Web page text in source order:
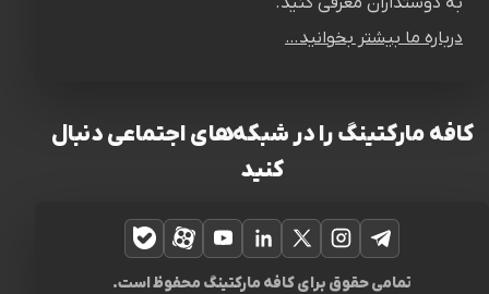
درباره ما بیشتر بخوانید…
کافه مارکتینگ را در شبکه‌های اجتماعی دنبال
کنید
تلگراماینستاگرام
ایکسلینکدینیوتیوبآپاراتبله
تمامی حقوق برای کافه مارکتینگ محفوظ است.